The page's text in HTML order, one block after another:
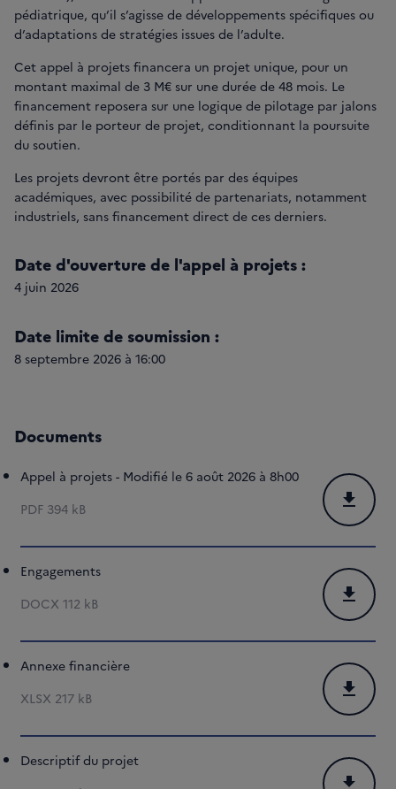
pédiatrique, qu’il s’agisse de développements spécifiques ou
d’adaptations de stratégies issues de l’adulte.
Cet appel à projets financera un projet unique, pour un
montant maximal de 3 M€ sur une durée de 48 mois. Le
financement reposera sur une logique de pilotage par jalons
définis par le porteur de projet, conditionnant la poursuite
du soutien.
Les projets devront être portés par des équipes
académiques, avec possibilité de partenariats, notamment
industriels, sans financement direct de ces derniers.
Date d'ouverture de l'appel à projets :
4 juin 2026
Date limite de soumission :
8 septembre 2026 à 16:00
Documents
Appel à projets - Modifié le 6 août 2026 à 8h00
PDF 394 kB
Engagements
DOCX 112 kB
Annexe financière
XLSX 217 kB
Descriptif du projet